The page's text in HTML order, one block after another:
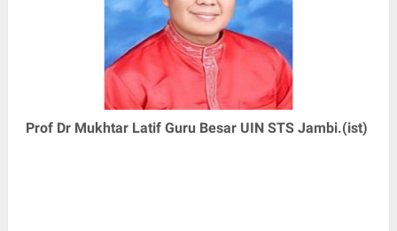
Prof Dr Mukhtar Latif Guru Besar UIN STS Jambi.(ist)